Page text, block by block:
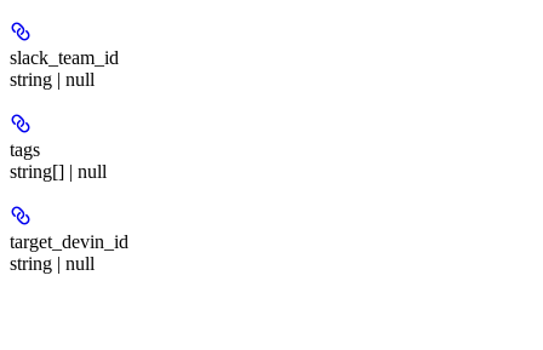
slack_team_id
string | null
tags
string[] | null
target_devin_id
string | null